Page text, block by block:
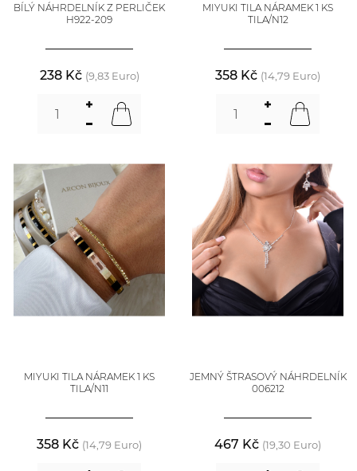
BÍLÝ NÁHRDELNÍK Z PERLIČEK
H922-209
238 Kč (9,83 Euro)
MIYUKI TILA NÁRAMEK 1 KS
TILA/N12
358 Kč (14,79 Euro)
MIYUKI TILA NÁRAMEK 1 KS
TILA/N11
358 Kč (14,79 Euro)
JEMNÝ ŠTRASOVÝ NÁHRDELNÍK
006212
467 Kč (19,30 Euro)